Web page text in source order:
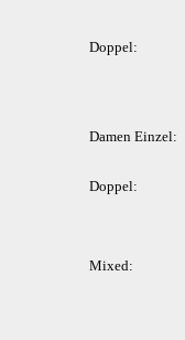
Doppel:
Damen Einzel:
Doppel:
Mixed: